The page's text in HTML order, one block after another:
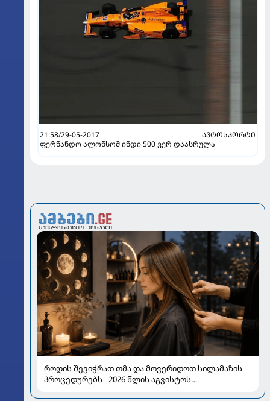
21:58/29-05-2017
ᲐᲕᲢᲝᲡᲞᲝᲠᲢᲘ
ფერნანდო ალონსომ ინდი 500 ვერ დაასრულა
როდის შევიჭრათ თმა და მოვერიდოთ სილამაზის
პროცედურებს - 2026 წლის აგვისტოს